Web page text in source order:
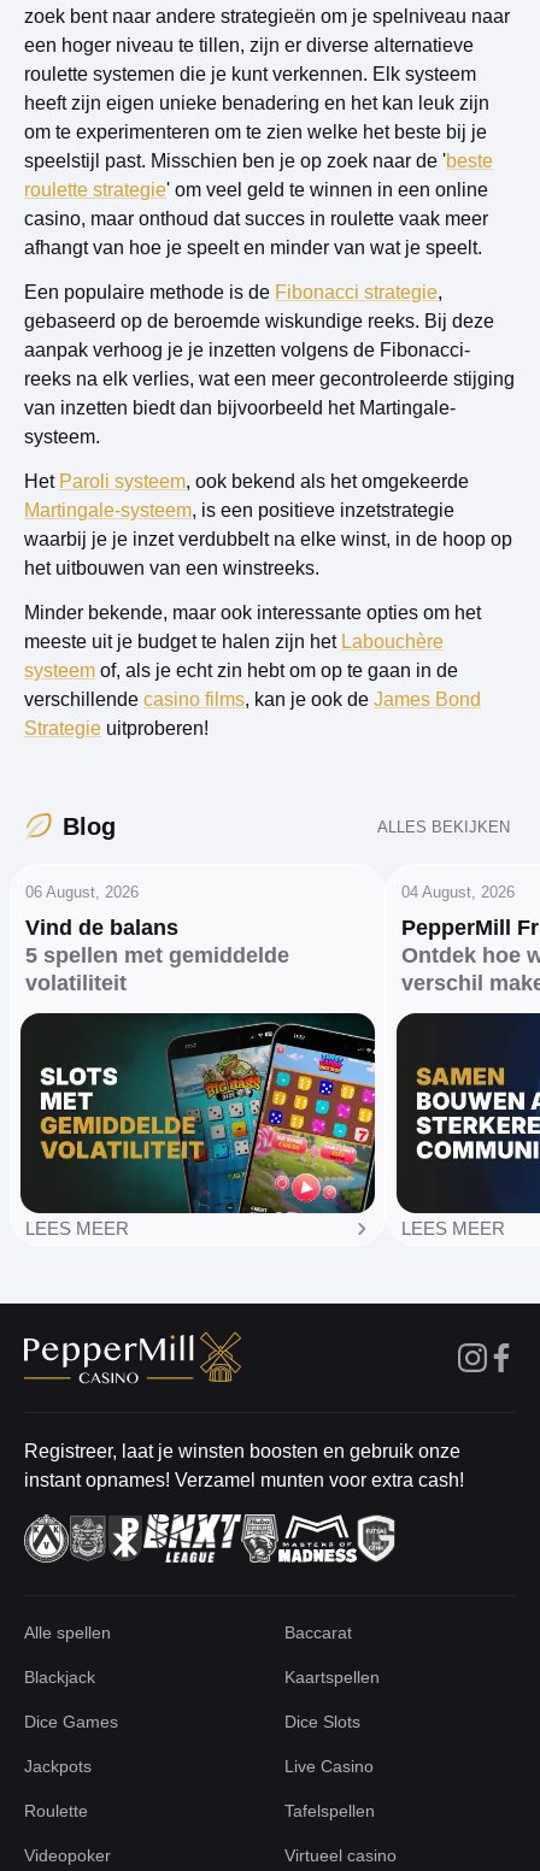
zoek bent naar andere strategieën om je spelniveau naar
een hoger niveau te tillen, zijn er diverse alternatieve
roulette systemen die je kunt verkennen. Elk systeem
heeft zijn eigen unieke benadering en het kan leuk zijn
om te experimenteren om te zien welke het beste bij je
speelstijl past. Misschien ben je op zoek naar de 'beste
roulette strategie' om veel geld te winnen in een online
casino, maar onthoud dat succes in roulette vaak meer
afhangt van hoe je speelt en minder van wat je speelt.
Een populaire methode is de Fibonacci strategie,
gebaseerd op de beroemde wiskundige reeks. Bij deze
aanpak verhoog je je inzetten volgens de Fibonacci-
reeks na elk verlies, wat een meer gecontroleerde stijging
van inzetten biedt dan bijvoorbeeld het Martingale-
systeem.
Het Paroli systeem, ook bekend als het omgekeerde
Martingale-systeem, is een positieve inzetstrategie
waarbij je je inzet verdubbelt na elke winst, in de hoop op
het uitbouwen van een winstreeks.
Minder bekende, maar ook interessante opties om het
meeste uit je budget te halen zijn het Labouchère
systeem of, als je echt zin hebt om op te gaan in de
verschillende casino films, kan je ook de James Bond
Strategie uitproberen!
Blog ALLES BEKIJKEN
06 August, 2026
Vind de balans
5 spellen met gemiddelde
volatiliteit
LEES MEER
04 August, 2026
PepperMill
Ontdek hoe
verschil
LEES MEER
Registreer, laat je winsten boosten en gebruik onze
instant opnames! Verzamel munten voor extra cash!
Alle spellen Baccarat
Blackjack Kaartspellen
Dice Games Dice Slots
Jackpots Live Casino
Roulette Tafelspellen
Videopoker Virtueel casino